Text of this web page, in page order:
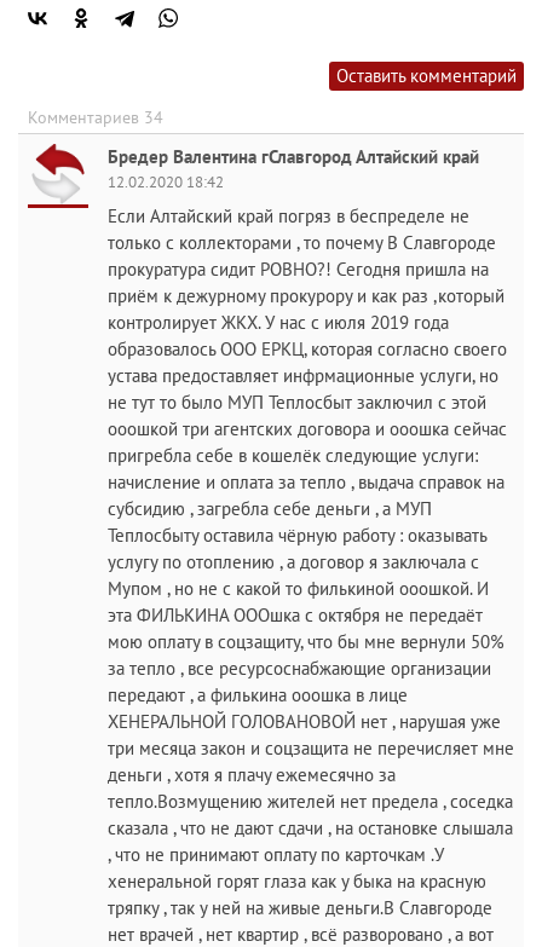
Оставить комментарий
Комментариев 34
Бредер Валентина гСлавгород Алтайский край
12.02.2020 18:42
Если Алтайский край погряз в беспределе не
только с коллекторами , то почему В Славгороде
прокуратура сидит РОВНО?! Сегодня пришла на
приём к дежурному прокурору и как раз ,который
контролирует ЖКХ. У нас с июля 2019 года
образовалось ООО ЕРКЦ, которая согласно своего
устава предоставляет инфрмационные услуги, но
не тут то было МУП Теплосбыт заключил с этой
ооошкой три агентских договора и ооошка сейчас
пригребла себе в кошелёк следующие услуги:
начисление и оплата за тепло , выдача справок на
субсидию , загребла себе деньги , а МУП
Теплосбыту оставила чёрную работу : оказывать
услугу по отоплению , а договор я заключала с
Мупом , но не с какой то филькиной ооошкой. И
эта ФИЛЬКИНА ОООшка с октября не передаёт
мою оплату в соцзащиту, что бы мне вернули 50%
за тепло , все ресурсоснабжающие организации
передают , а филькина ооошка в лице
ХЕНЕРАЛЬНОЙ ГОЛОВАНОВОЙ нет , нарушая уже
три месяца закон и соцзащита не перечисляет мне
деньги , хотя я плачу ежемесячно за
тепло.Возмущению жителей нет предела , соседка
сказала , что не дают сдачи , на остановке слышала
, что не принимают оплату по карточкам .У
хенеральной горят глаза как у быка на красную
тряпку , так у ней на живые деньги.В Славгороде
нет врачей , нет квартир , всё разворовано , а вот